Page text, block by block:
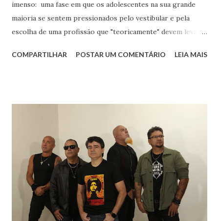
imenso: uma fase em que os adolescentes na sua grande
maioria se sentem pressionados pelo vestibular e pela
escolha de uma profissão que "teoricamente" devem levar
gostava muito de música, de livros, de escrever, de falar e
Letras, onde teria minha licenciatura e poderia aprender
mais sobre os autores que já faziam parte de minha vida.
Sempre gostei muito das aulas de História: para entender
literatura é importante saber sobre o contexto histórico
da obra, quais os acontecimentos determinantes na
sociedade da época. Tive ótimos professores de História
no Fundamental, no Médio e na Faculdade mas um do
COMPARTILHAR POSTAR UM COMENTÁRIO LEIA MAIS